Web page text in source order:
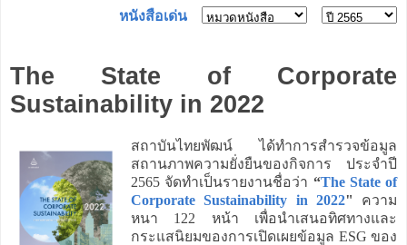
หนังสือเด่น
The State of Corporate
Sustainability in 2022
สถาบันไทยพัฒน์ ได้ทำการสำรวจข้อมูล
สถานภาพความยั่งยืนของกิจการ ประจำปี
2565 จัดทำเป็นรายงานชื่อว่า “The State of
Corporate Sustainability in 2022"
ความ
หนา 122 หน้า เพื่อนำเสนอทิศทางและ
กระแสนิยมของการเปิดเผยข้อมูล ESG ของ